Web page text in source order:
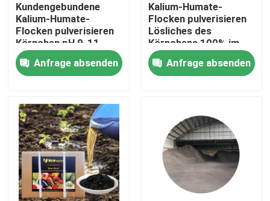
Produkte
Über uns
Kundengebundene
Kalium-Humate-
Flocken pulverisieren
Körnchen pH 9-11
Anfrage absenden
Kalium-Humate-
Flocken pulverisieren
Lösliches des
Körnchens 100% im
Wasser
Anfrage absenden